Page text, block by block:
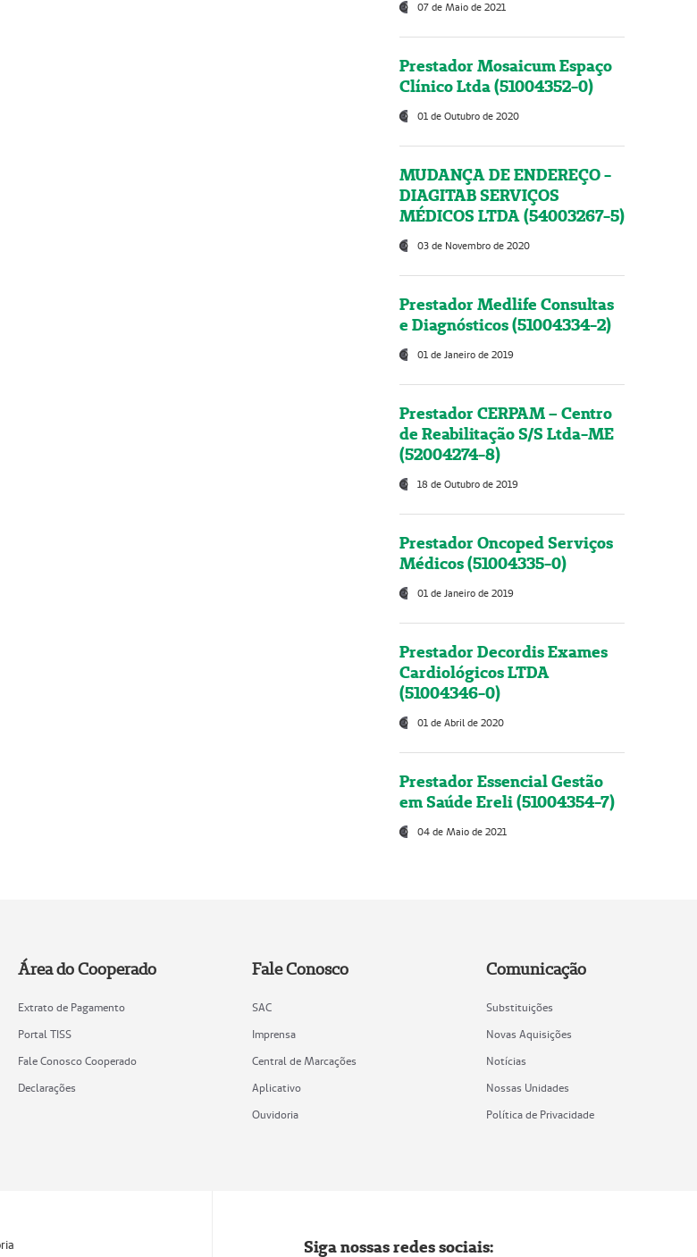
07 de Maio de 2021
Prestador Mosaicum Espaço
Clínico Ltda (51004352-0)
01 de Outubro de 2020
MUDANÇA DE ENDEREÇO -
DIAGITAB SERVIÇOS
MÉDICOS LTDA (54003267-5)
03 de Novembro de 2020
Prestador Medlife Consultas
e Diagnósticos (51004334-2)
01 de Janeiro de 2019
Prestador CERPAM – Centro
de Reabilitação S/S Ltda-ME
(52004274-8)
18 de Outubro de 2019
Prestador Oncoped Serviços
Médicos (51004335-0)
01 de Janeiro de 2019
Prestador Decordis Exames
Cardiológicos LTDA
(51004346-0)
01 de Abril de 2020
Prestador Essencial Gestão
em Saúde Ereli (51004354-7)
04 de Maio de 2021
Área do Cooperado
Extrato de Pagamento
Portal TISS
Fale Conosco Cooperado
Declarações
Fale Conosco
SAC
Imprensa
Central de Marcações
Aplicativo
Ouvidoria
Comunicação
Substituições
Novas Aquisições
Notícias
Nossas Unidades
Política de Privacidade
Siga nossas redes sociais: